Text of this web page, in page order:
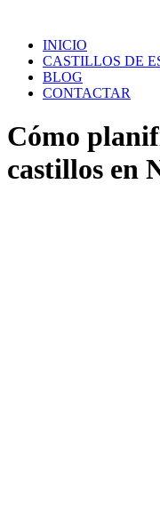
contenidoINICIO
CASTILLOS DE
BLOG
CONTACTAR
Cómo
castillos en